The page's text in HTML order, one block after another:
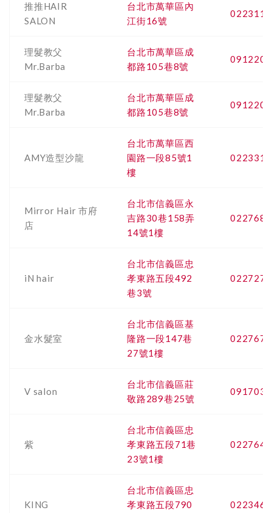
推推HAIR
SALON
台北市萬華區內
江街16號
理髮教父
Mr.Barba
台北市萬華區成
都路105巷8號
理髮教父
Mr.Barba
台北市萬華區成
都路105巷8號
AMY造型沙龍
台北市萬華區西
園路一段85號1
樓
Mirror Hair 市府
店
台北市信義區永
吉路30巷158弄
14號1樓
iN hair
台北市信義區忠
孝東路五段492
巷3號
金水髮室
台北市信義區基
隆路一段147巷
27號1樓
V salon
台北市信義區莊
敬路289巷25號
紫
台北市信義區忠
孝東路五段71巷
23號1樓
KING
台北市信義區忠
孝東路五段790